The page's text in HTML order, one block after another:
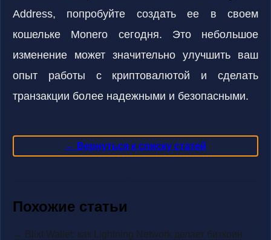
Address, попробуйте создать ее в своем
кошельке Monero сегодня. Это небольшое
изменение может значительно улучшить ваш
опыт работы с криптовалютой и сделать
транзакции более надежными и безопасными.
← Вернуться к списку статей
Похожие статьи
→ Blixt Wallet: как Lightning Network делает биткоин